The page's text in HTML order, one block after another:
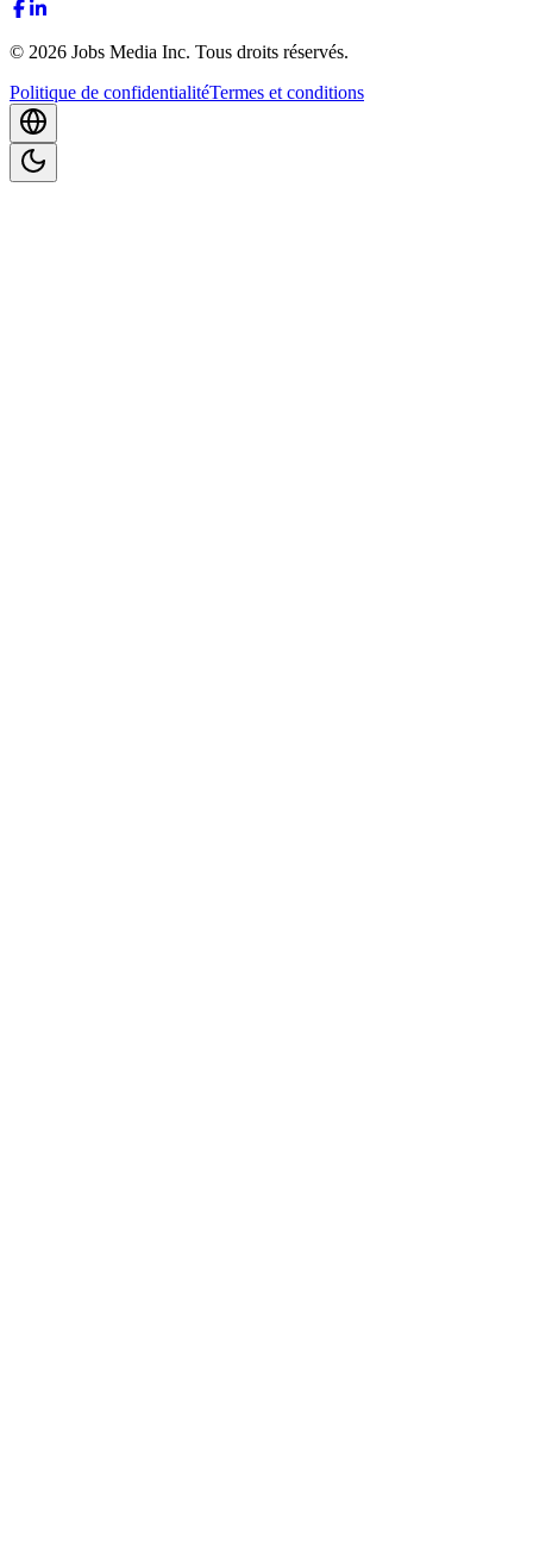
© 2026 Jobs Media Inc. Tous droits réservés.
Politique de confidentialitéTermes et conditions